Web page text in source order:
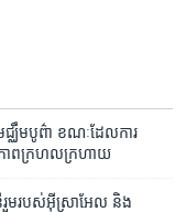
មជ្ឈឹម​បូព៌ា​ ខណៈដែល​​ការ​
ភាព​ក្រហល​ក្រហាយ
រួម​របស់​អ៊ីស្រាអែល និង​